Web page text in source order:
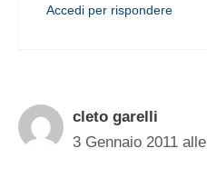
Accedi per rispondere
cleto garelli
3 Gennaio 2011